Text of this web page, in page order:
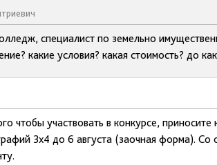
специалист по земельно
какие условия? какая стоимость? до
чтобы участвовать в конкурсе,
3х4 до 6 августа (заочная форма). Со